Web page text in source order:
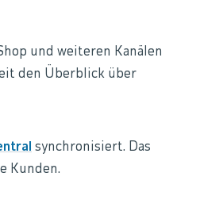
und weiteren Kanälen
den Überblick über
synchronisiert. Das
Kunden.